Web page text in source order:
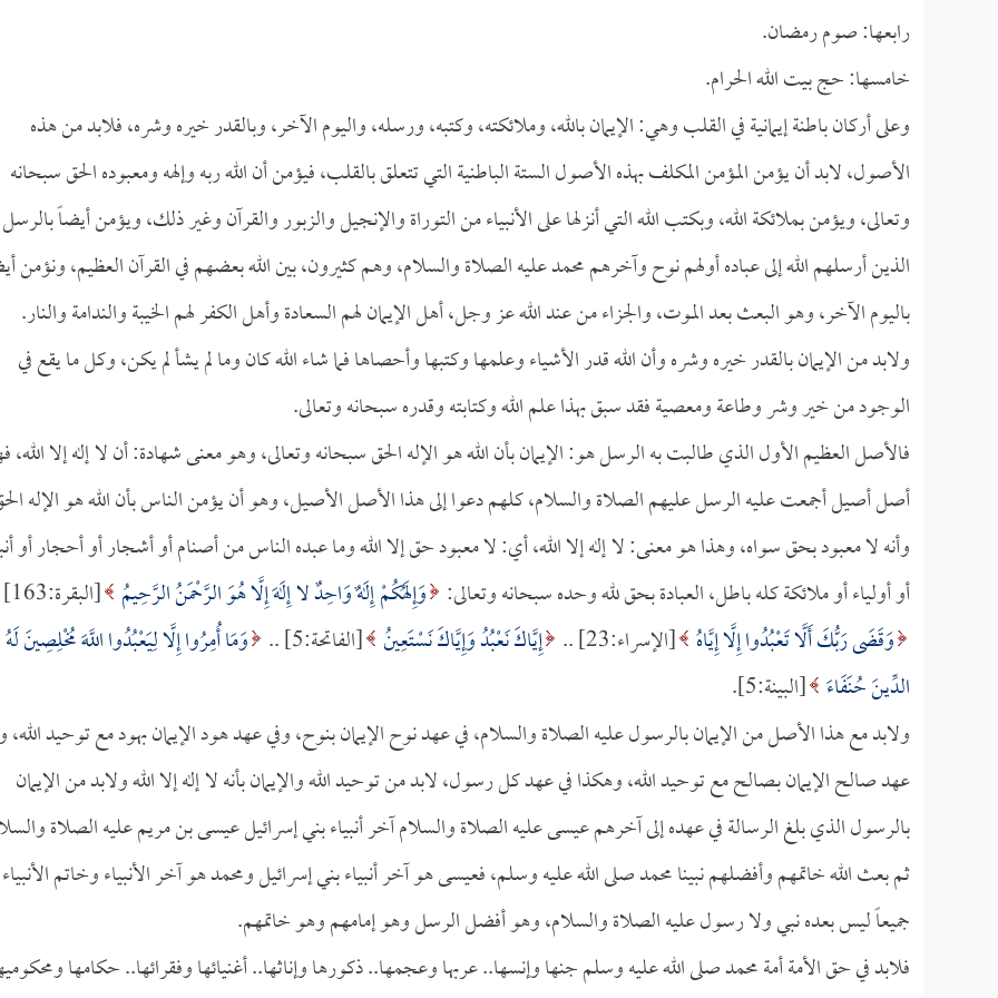
رابعها: صوم رمضان.
خامسها: حج بيت الله الحرام.
وعلى أركان باطنة إيمانية في القلب وهي: الإيمان بالله، وملائكته، وكتبه، ورسله، واليوم الآخر، وبالقدر خيره وشره، فلابد من هذه
الأصول، لابد أن يؤمن المؤمن المكلف بهذه الأصول الستة الباطنية التي تتعلق بالقلب، فيؤمن أن الله ربه وإلهه ومعبوده الحق سبحانه
وتعالى، ويؤمن بملائكة الله، وبكتب الله التي أنزلها على الأنبياء من التوراة والإنجيل والزبور والقرآن وغير ذلك، ويؤمن أيضاً بالرسل
الذين أرسلهم الله إلى عباده أولهم نوح وآخرهم محمد عليه الصلاة والسلام، وهم كثيرون، بين الله بعضهم في القرآن العظيم، ونؤمن
باليوم الآخر، وهو البعث بعد الموت، والجزاء من عند الله عز وجل، أهل الإيمان لهم السعادة وأهل الكفر لهم الخيبة والندامة والنار.
ولابد من الإيمان بالقدر خيره وشره وأن الله قدر الأشياء وعلمها وكتبها وأحصاها فما شاء الله كان وما لم يشأ لم يكن، وكل ما يقع في
الوجود من خير وشر وطاعة ومعصية فقد سبق بهذا علم الله وكتابته وقدره سبحانه وتعالى.
فالأصل العظيم الأول الذي طالبت به الرسل هو: الإيمان بأن الله هو الإله الحق سبحانه وتعالى، وهو معنى شهادة: أن لا إله إلا الله،
أصل أصيل أجمعت عليه الرسل عليهم الصلاة والسلام، كلهم دعوا إلى هذا الأصل الأصيل، وهو أن يؤمن الناس بأن الله هو الإله
وأنه لا معبود بحق سواه، وهذا هو معنى: لا إله إلا الله، أي: لا معبود حق إلا الله وما عبده الناس من أصنام أو أشجار أو أحجار أو
أو أولياء أو ملائكة كله باطل، العبادة بحق لله وحده سبحانه وتعالى: وَإِلَهُكُمْ إِلَهٌ وَاحِدٌ لا إِلَهَ إِلَّا هُوَ الرَّحْمَنُ الرَّحِيمُ [البقرة:163] ..
وَقَضَى رَبُّكَ أَلَّا تَعْبُدُوا إِلَّا إِيَّاهُ [الإسراء:23] .. إِيَّاكَ نَعْبُدُ وَإِيَّاكَ نَسْتَعِينُ [الفاتحة:5] ..
وَمَا أُمِرُوا إِلَّا لِيَعْبُدُوا اللَّهَ مُخْلِصِينَ لَهُ
الدِّينَ حُنَفَاءَ [البينة:5].
ولابد مع هذا الأصل من الإيمان بالرسول عليه الصلاة والسلام، في عهد نوح الإيمان بنوح، وفي عهد هود الإيمان بهود مع توحيد الله،
عهد صالح الإيمان بـصالح مع توحيد الله، وهكذا في عهد كل رسول، لابد من توحيد الله والإيمان بأنه لا إله إلا الله ولابد من الإيمان
بالرسول الذي بلغ الرسالة في عهده إلى آخرهم عيسى عليه الصلاة والسلام آخر أنبياء بني إسرائيل عيسى بن مريم عليه الصلاة
ثم بعث الله خاتمهم وأفضلهم نبينا محمد صلى الله عليه وسلم، فعيسى هو آخر أنبياء بني إسرائيل ومحمد هو آخر الأنبياء وخاتم الأنبياء
جميعاً ليس بعده نبي ولا رسول عليه الصلاة والسلام، وهو أفضل الرسل وهو إمامهم وهو خاتمهم.
فلابد في حق الأمة أمة محمد صلى الله عليه وسلم جنها وإنسها.. عربها وعجمها.. ذكورها وإناثها.. أغنيائها وفقرائها.. حكامها